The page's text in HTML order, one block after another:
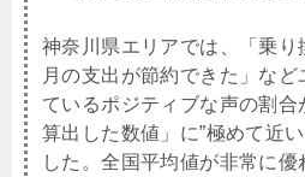
神奈川県エリアでは、「乗
月の支出が節約できた」な
ているポジティブな声の割合
算出した数値」に”極めて近
した。全国平均値が非常に